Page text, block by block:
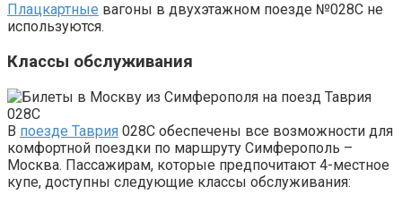
Плацкартные вагоны в двухэтажном поезде №028С не
используются.
Классы обслуживания
В поезде Таврия 028С обеспечены все возможности для
комфортной поездки по маршруту Симферополь –
Москва. Пассажирам, которые предпочитают 4-местное
купе, доступны следующие классы обслуживания: